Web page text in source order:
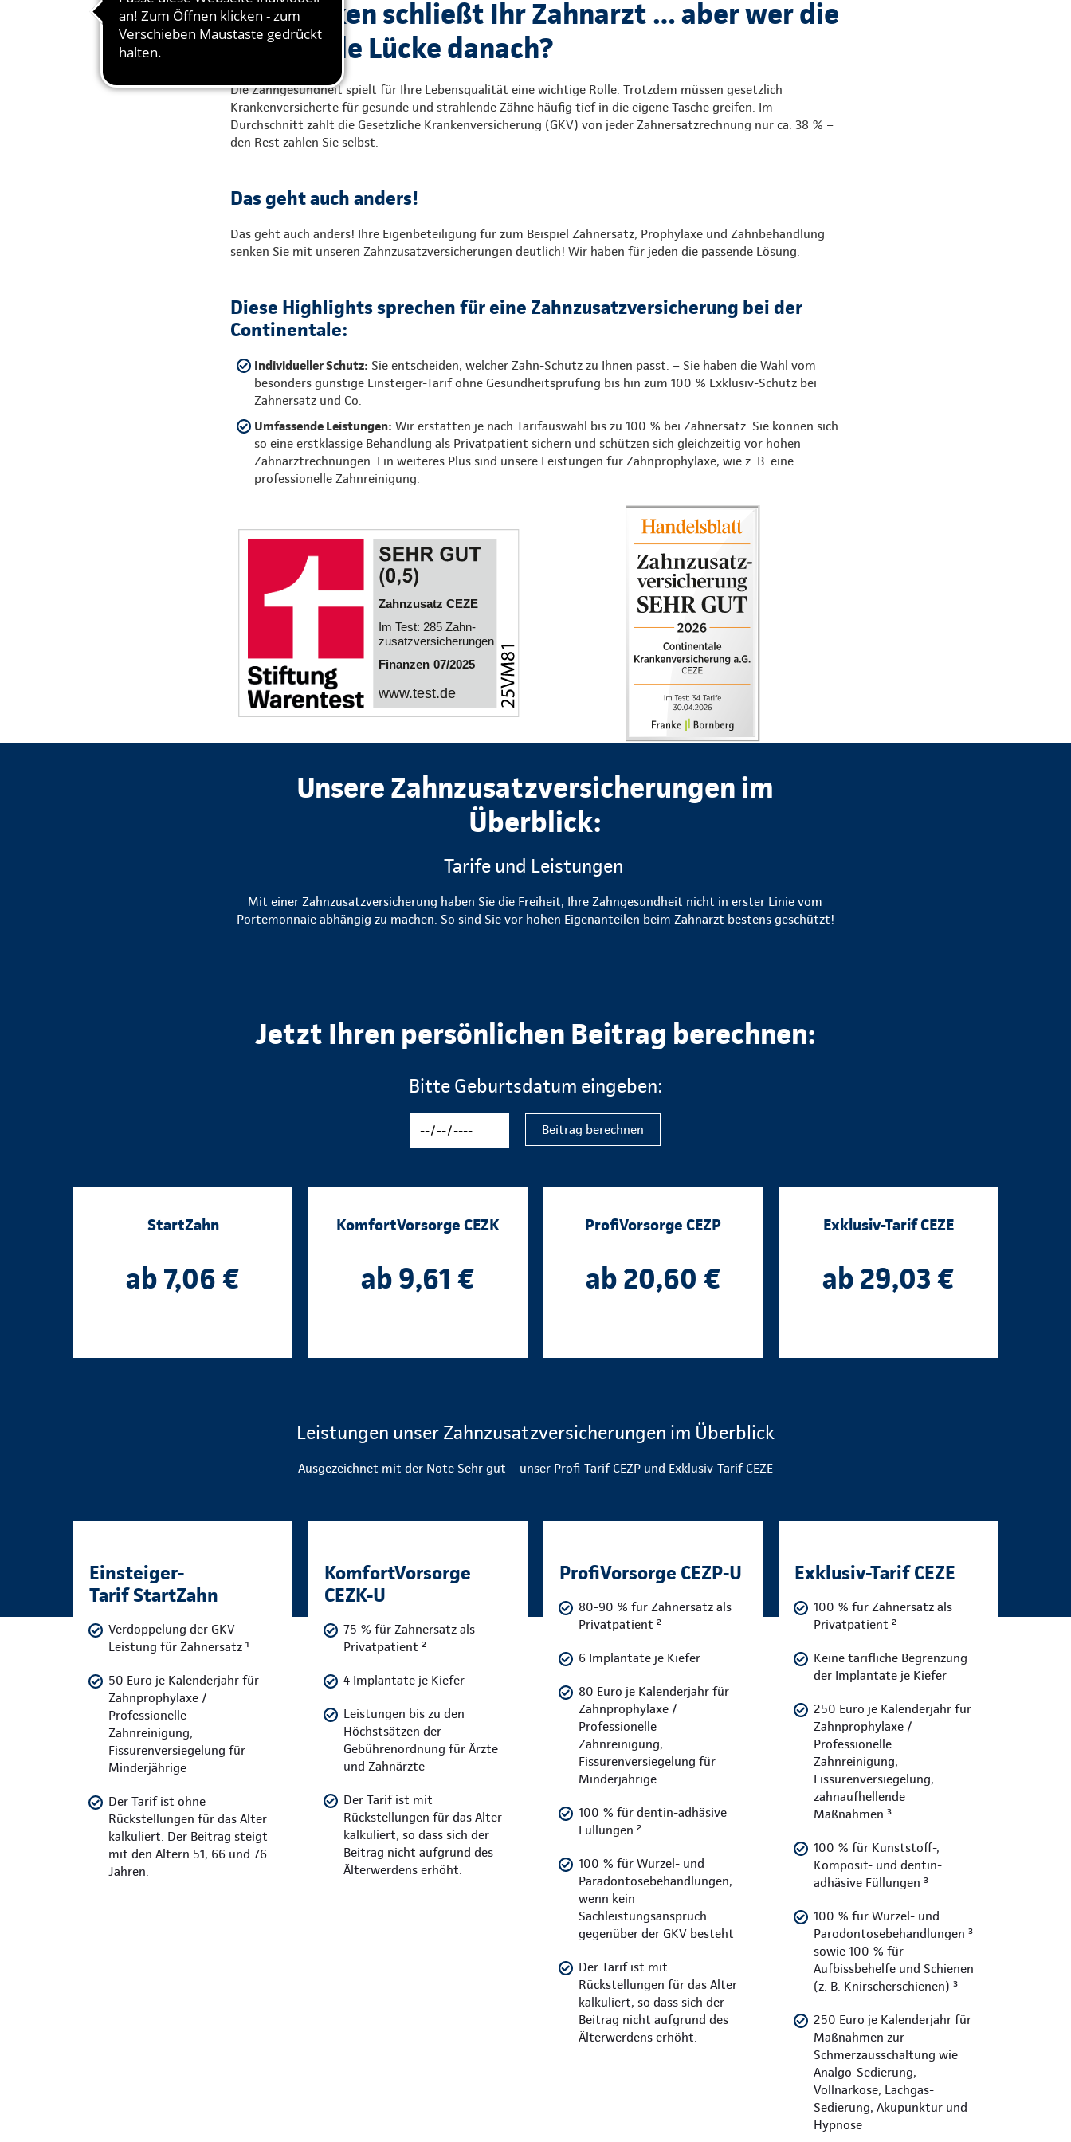
Zahnlücken schließt Ihr Zahnarzt … aber wer die
finanzielle Lücke danach?
Die Zahngesundheit spielt für Ihre Lebensqualität eine wichtige Rolle. Trotzdem müssen gesetzlich
Krankenversicherte für gesunde und strahlende Zähne häufig tief in die eigene Tasche greifen. Im
Durchschnitt zahlt die Gesetzliche Krankenversicherung (GKV) von jeder Zahnersatzrechnung nur ca. 38 % –
den Rest zahlen Sie selbst.​
Das geht auch anders!
Das geht auch anders! Ihre Eigenbeteiligung für zum Beispiel Zahnersatz, Prophylaxe und Zahnbehandlung
senken Sie mit unseren Zahnzusatzversicherungen deutlich! Wir haben für jeden die passende Lösung.
Diese Highlights sprechen für eine Zahnzusatzversicherung bei der
Continentale:
Individueller Schutz: Sie entscheiden, welcher Zahn-Schutz zu Ihnen passt. – Sie haben die Wahl vom
besonders günstige Einsteiger-Tarif ohne Gesundheitsprüfung bis hin zum 100 % Exklusiv-Schutz bei
Zahnersatz und Co.
Umfassende Leistungen: Wir erstatten je nach Tarifauswahl bis zu 100 % bei Zahnersatz. Sie können sich
so eine erstklassige Behandlung als Privatpatient sichern und schützen sich gleichzeitig vor hohen
Zahnarztrechnungen. Ein weiteres Plus sind unsere Leistungen für Zahnprophylaxe, wie z. B. eine
professionelle Zahnreinigung.
Unsere Zahnzusatzversicherungen im
Überblick:
Tarife und Leistungen
Mit einer Zahnzusatzversicherung haben Sie die Freiheit, Ihre Zahngesundheit nicht in erster Linie vom
Portemonnaie abhängig zu machen. So sind Sie vor hohen Eigenanteilen beim Zahnarzt bestens geschützt!
Jetzt Ihren persönlichen Beitrag berechnen:
Bitte Geburtsdatum eingeben:
Beitrag berechnen
StartZahn
ab 7,06 €
KomfortVorsorge CEZK
ab 9,61 €
ProfiVorsorge CEZP
ab 20,60 €
Exklusiv-Tarif CEZE
ab 29,03 €
Leistungen unser Zahnzusatzversicherungen im Überblick
Ausgezeichnet mit der Note Sehr gut – unser Profi-Tarif CEZP und Exklusiv-Tarif CEZE
Einsteiger-
Tarif StartZahn
Verdoppelung der GKV-
Leistung für Zahnersatz ¹
50 Euro je Kalenderjahr für
Zahnprophylaxe /
Professionelle
Zahnreinigung,
Fissurenversiegelung für
Minderjährige
Der Tarif ist ohne
Rückstellungen für das Alter
kalkuliert. Der Beitrag steigt
mit den Altern 51, 66 und 76
Jahren.
KomfortVorsorge
CEZK-U
75 % für Zahnersatz als
Privatpatient ²
4 Implantate je Kiefer
Leistungen bis zu den
Höchstsätzen der
Gebührenordnung für Ärzte
und Zahnärzte
Der Tarif ist mit
Rückstellungen für das Alter
kalkuliert, so dass sich der
Beitrag nicht aufgrund des
Älterwerdens erhöht.
ProfiVorsorge CEZP-U
80-90 % für Zahnersatz als
Privatpatient ²
6 Implantate je Kiefer
80 Euro je Kalenderjahr für
Zahnprophylaxe /
Professionelle
Zahnreinigung,
Fissurenversiegelung für
Minderjährige
100 % für dentin-adhäsive
Füllungen ²
100 % für Wurzel- und
Paradontosebehandlungen,
wenn kein
Sachleistungsanspruch
gegenüber der GKV besteht
Der Tarif ist mit
Rückstellungen für das Alter
kalkuliert, so dass sich der
Beitrag nicht aufgrund des
Älterwerdens erhöht.
Exklusiv-Tarif CEZE
100 % für Zahnersatz als
Privatpatient ²
Keine tarifliche Begrenzung
der Implantate je Kiefer
250 Euro je Kalenderjahr für
Zahnprophylaxe /
Professionelle
Zahnreinigung,
Fissurenversiegelung,
zahnaufhellende
Maßnahmen ³
100 % für Kunststoff-,
Komposit- und dentin-
adhäsive Füllungen ³
100 % für Wurzel- und
Parodontosebehandlungen ³
sowie 100 % für
Aufbissbehelfe und Schienen
(z. B. Knirscherschienen) ³
250 Euro je Kalenderjahr für
Maßnahmen zur
Schmerzausschaltung wie
Analgo-Sedierung,
Vollnarkose, Lachgas-
Sedierung, Akupunktur und
Hypnose